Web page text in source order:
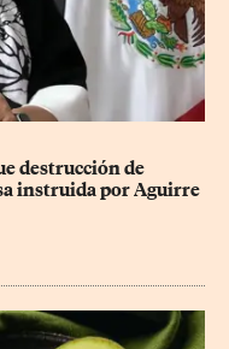
destrucción de
instruida por Aguirre